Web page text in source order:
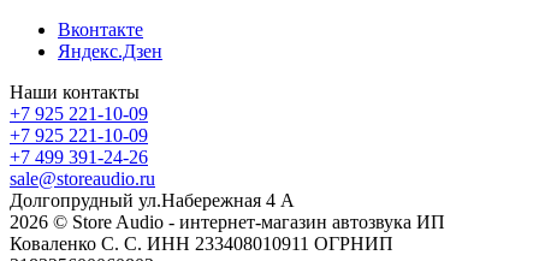
Вконтакте
Яндекс.Дзен
Наши контакты
+7 925 221-10-09
+7 925 221-10-09
+7 499 391-24-26
sale@storeaudio.ru
Долгопрудный ул.Набережная 4 А
2026 © Store Audio - интернет-магазин автозвука ИП
Коваленко С. С. ИНН 233408010911 ОГРНИП